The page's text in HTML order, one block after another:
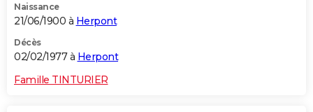
Naissance
21/06/1900 à Herpont
Décès
02/02/1977 à Herpont
Famille TINTURIER